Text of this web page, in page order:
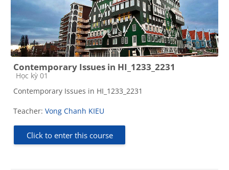
Contemporary Issues in HI_1233_2231
Course category
Học kỳ 01
Contemporary Issues in HI_1233_2231
Teacher: Vong Chanh KIEU
Click to enter this course